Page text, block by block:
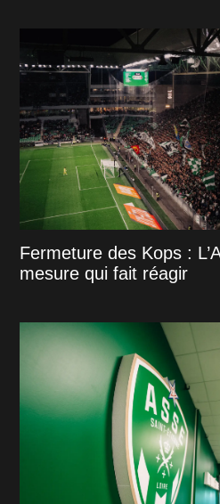
Fermeture des Kops :
mesure qui fait réagir